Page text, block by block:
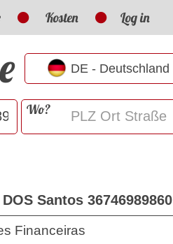
Kosten Log in
Wo?
Santos 36746989860
Financeiras